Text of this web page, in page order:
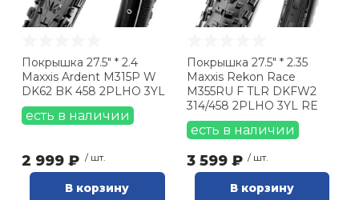
Покрышка 27.5" * 2.4
Maxxis Ardent M315P W
DK62 BK 458 2PLHO 3YL
есть в наличии
2 999 ₽ / шт.
В корзину
Покрышка 27.5" * 2.35
Maxxis Rekon Race
M355RU F TLR DKFW2
314/458 2PLHO 3YL RE
есть в наличии
3 599 ₽ / шт.
В корзину